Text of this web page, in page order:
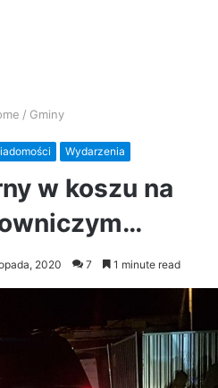
/ Gminy
Wydarzenia
w koszu na
2020 7 1 minute read